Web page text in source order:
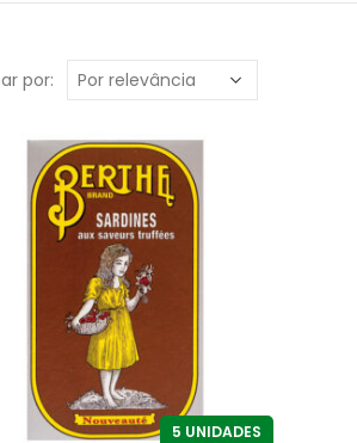
por:
5 UNIDADES